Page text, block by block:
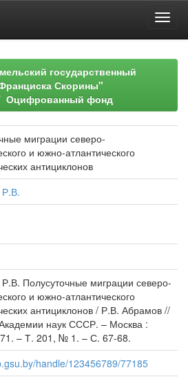
государственный
Скорины"
Оцифрованный фонд
миграции северо-
и южно-атлантического
антициклонов
Полусуточные миграции северо-
и южно-атлантического
антициклонов / Р.В. Абрамов //
наук СССР. – Москва :
– Т. 201, № 1. – С. 67-68.
handle/123456789/77185